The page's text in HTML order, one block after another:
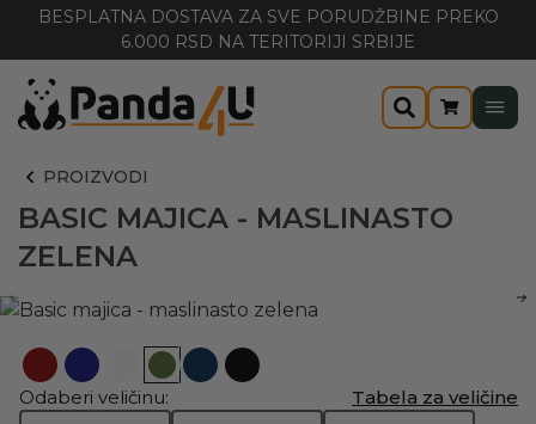
BESPLATNA DOSTAVA ZA SVE PORUDŽBINE PREKO
6.000 RSD NA TERITORIJI SRBIJE
PROIZVODI
BASIC MAJICA - MASLINASTO
ZELENA
Odaberi veličinu:
Tabela za veličine